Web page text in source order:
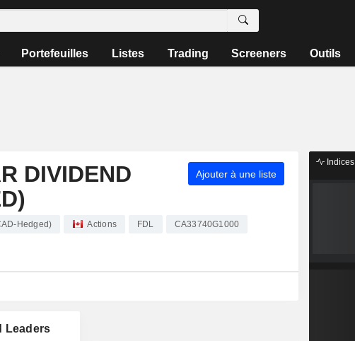
Portefeuilles Listes Trading Screeners Outils
DIVIDEND
Ajouter à une liste
Hedged) Actions FDL CA33740G1000
Leaders
Indices